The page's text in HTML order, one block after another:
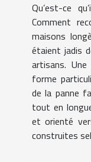
Qu’est-ce
Comment
maisons
étaient jadis
artisans.
forme
de la panne
tout en
et orienté
construites